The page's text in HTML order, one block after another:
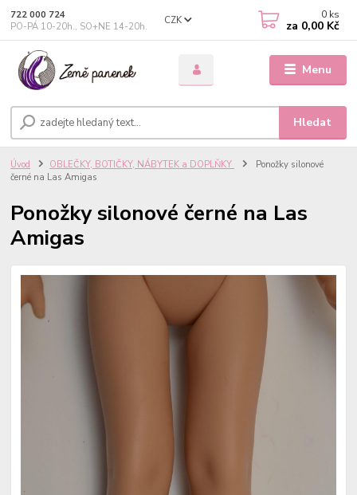
Menu
CZK
Hledat
722 000 724
PO-PÁ 10-20h., SO+NE 14-20h.
0 ks
za 0,00 Kč
Úvod OBLEČKY, BOTIČKY, NÁBYTEK a DOPLŇKY
Ponožky silonové
černé na Las Amigas
Ponožky silonové černé na Las
Amigas